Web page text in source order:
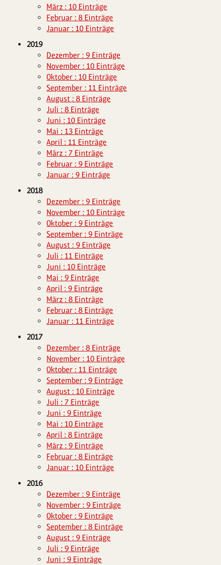
März : 10 Einträge
Februar : 8 Einträge
Januar : 10 Einträge
2019
Dezember : 9 Einträge
November : 10 Einträge
Oktober : 10 Einträge
September : 11 Einträge
August : 8 Einträge
Juli : 8 Einträge
Juni : 10 Einträge
Mai : 13 Einträge
April : 11 Einträge
März : 7 Einträge
Februar : 9 Einträge
Januar : 9 Einträge
2018
Dezember : 9 Einträge
November : 10 Einträge
Oktober : 9 Einträge
September : 9 Einträge
August : 9 Einträge
Juli : 11 Einträge
Juni : 10 Einträge
Mai : 9 Einträge
April : 9 Einträge
März : 8 Einträge
Februar : 8 Einträge
Januar : 11 Einträge
2017
Dezember : 8 Einträge
November : 10 Einträge
Oktober : 11 Einträge
September : 9 Einträge
August : 10 Einträge
Juli : 7 Einträge
Juni : 9 Einträge
Mai : 10 Einträge
April : 8 Einträge
März : 9 Einträge
Februar : 8 Einträge
Januar : 10 Einträge
2016
Dezember : 9 Einträge
November : 9 Einträge
Oktober : 9 Einträge
September : 8 Einträge
August : 9 Einträge
Juli : 9 Einträge
Juni : 9 Einträge